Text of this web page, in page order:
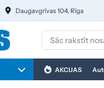
Daugavgrīvas 104, Rīga
AKCIJAS